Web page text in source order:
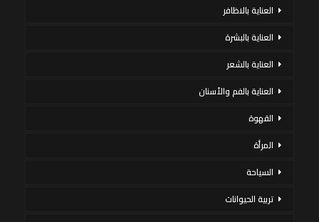
العناية بالاظافر
العناية بالبشرة
العناية بالشعر
العناية بالفم والأسنان
القهوة
المرأة
السياحة
تربية الحيوانات